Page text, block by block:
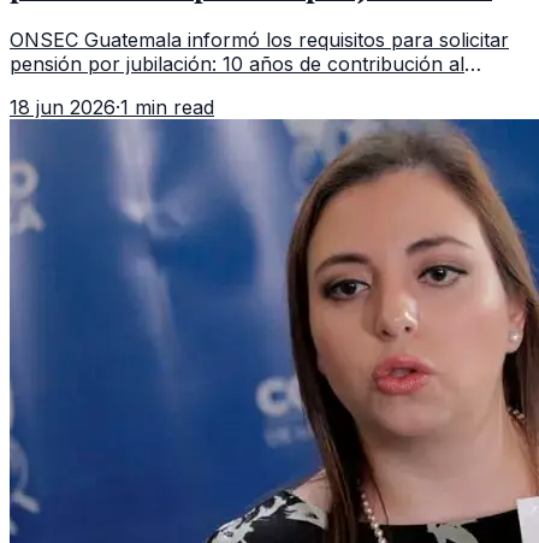
ONSEC Guatemala informó los requisitos para solicitar
pensión por jubilación: 10 años de contribución al
importar edad.
18 jun 2026·1 min read